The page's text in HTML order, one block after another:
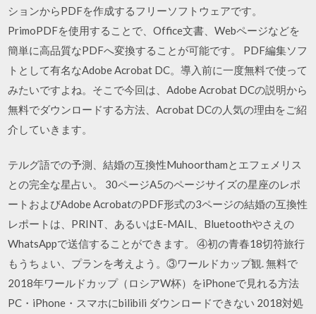
ションからPDFを作成するフリーソフトウェアです。
PrimoPDFを使用することで、Office文書、Webページなどを
簡単に高品質なPDFへ変換することが可能です。 PDF編集ソフ
トとして有名なAdobe Acrobat DC。導入前に一度無料で使って
みたいですよね。そこで今回は、Adobe Acrobat DCの説明から
無料でダウンロードする方法、Acrobat DCの人気の理由をご紹
介していきます。
テルグ語での予測、結婚の互換性Muhoorthamとエフェメリス
との完全な星占い。 30ページA5のページサイズの星座のレポ
ートおよびAdobe AcrobatのPDF形式の3ページの結婚の互換性
レポートは、PRINT、あるいはE-MAIL、Bluetoothやさえの
WhatsAppで送信することができます。 ④初の青春18切符旅行
もうちょい、プランを考えよう。③ワールドカップ観. 無料で
2018年ワールドカップ（ロシアW杯）をiPhoneで見れる方法
PC・iPhone・スマホにbilibili ダウンロードできない 2018対処